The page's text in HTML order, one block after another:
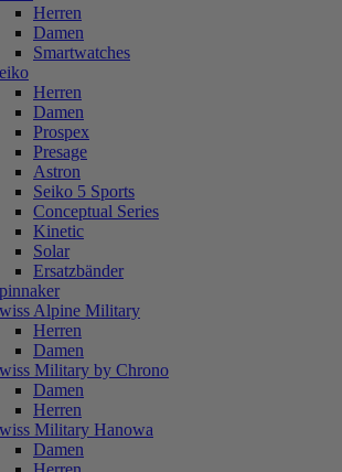
Herren
Damen
Smartwatches
Herren
Damen
Prospex
Presage
Astron
Seiko 5 Sports
Conceptual Series
Kinetic
Solar
Ersatzbänder
Alpine Military
Herren
Damen
Military by Chrono
Damen
Herren
Military Hanowa
Damen